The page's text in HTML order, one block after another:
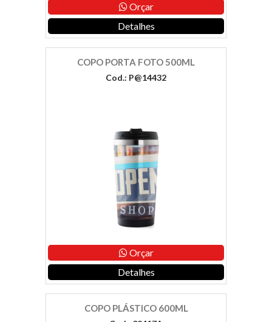
Orçar
Detalhes
COPO PORTA FOTO 500ML
Cod.: P@14432
Orçar
Detalhes
COPO PLÁSTICO 600ML